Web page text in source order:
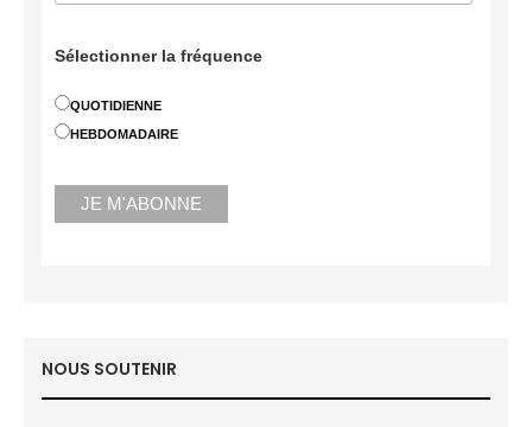
Sélectionner la fréquence
QUOTIDIENNE
HEBDOMADAIRE
NOUS SOUTENIR